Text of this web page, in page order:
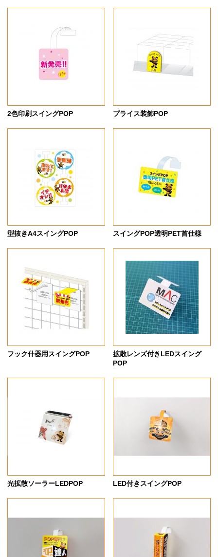
2色印刷スイングPOP プライス装飾POP
型抜きA4スイングPOP スイングPOP透明PET首仕様
フック什器用スイングPOP
拡散レンズ付きLEDスイング
POP
光拡散ソーラーLEDPOP LED付きスイングPOP